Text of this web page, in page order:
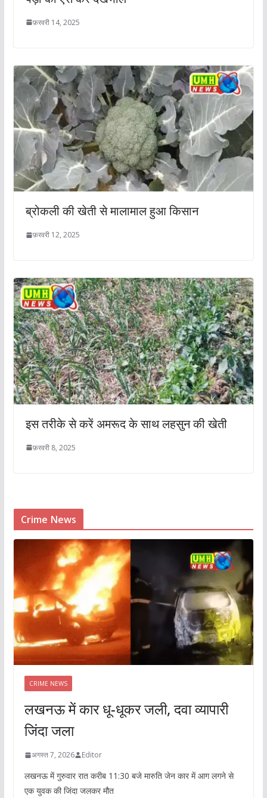
फ़रवरी 14, 2025
ब्रोकली की खेती से मालामाल हुआ किसान
फ़रवरी 12, 2025
इस तरीके से करें अमरूद के साथ लहसुन की खेती
फ़रवरी 8, 2025
Crime News
CRIME NEWS
लखनऊ में कार धू-धूकर जली, दवा व्यापारी
जिंदा जला
अगस्त 7, 2026 Editor
लखनऊ में गुरुवार रात करीब 11:30 बजे मारुति जेन कार में आग लगने से
एक युवक की जिंदा जलकर मौत